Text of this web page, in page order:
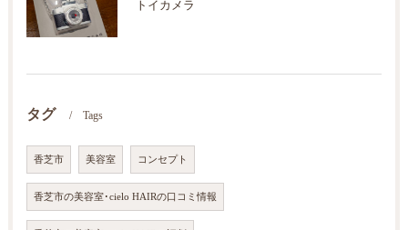
トイカメラ
タグ Tags
香芝市 美容室 コンセプト
香芝市の美容室･cielo HAIRの口コミ情報